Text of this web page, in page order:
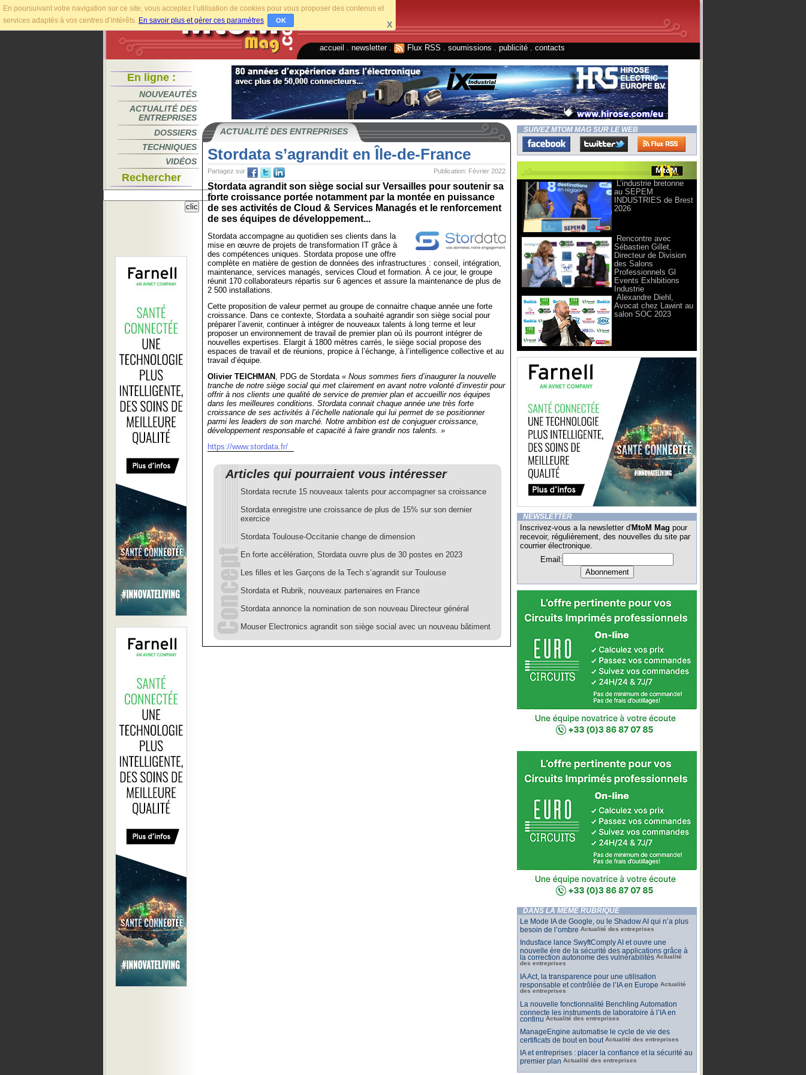
En poursuivant votre navigation sur ce site, vous acceptez l’utilisation de cookies pour vous proposer des contenus et
services adaptés à vos centres d’intérêts. En savoir plus et gérer ces paramètres. OK X
accueil newsletter. Flux RSS soumissions publicité contacts
En ligne :
NOUVEAUTÉS
ACTUALITÉ DES
ENTREPRISES
DOSSIERS
TECHNIQUES
VIDÉOS
Rechercher
ACTUALITÉ DES ENTREPRISES
Stordata s’agrandit en Île-de-France
Publication: Février 2022
Partagez sur
Stordata agrandit son siège social sur Versailles pour soutenir sa
forte croissance portée notamment par la montée en puissance
de ses activités de Cloud & Services Managés et le renforcement
de ses équipes de développement...
Stordata accompagne au quotidien ses clients dans la
mise en œuvre de projets de transformation IT grâce à
des compétences uniques. Stordata propose une offre
complète en matière de gestion de données des infrastructures : conseil, intégration,
maintenance, services managés, services Cloud et formation. À ce jour, le groupe
réunit 170 collaborateurs répartis sur 6 agences et assure la maintenance de plus de
2 500 installations.
Cette proposition de valeur permet au groupe de connaitre chaque année une forte
croissance. Dans ce contexte, Stordata a souhaité agrandir son siège social pour
préparer l’avenir, continuer à intégrer de nouveaux talents à long terme et leur
proposer un environnement de travail de premier plan où ils pourront intégrer de
nouvelles expertises. Elargit à 1800 mètres carrés, le siège social propose des
espaces de travail et de réunions, propice à l’échange, à l’intelligence collective et au
travail d’équipe.
Olivier TEICHMAN , PDG de Stordata « Nous sommes fiers d’inaugurer la nouvelle
tranche de notre siège social qui met clairement en avant notre volonté d’investir pour
offrir à nos clients une qualité de service de premier plan et accueillir nos équipes
dans les meilleures conditions. Stordata connait chaque année une très forte
croissance de ses activités à l’échelle nationale qui lui permet de se positionner
parmi les leaders de son marché. Notre ambition est de conjuguer croissance,
développement responsable et capacité à faire grandir nos talents. »
https://www.stordata.fr/
Articles qui pourraient vous intéresser
Stordata recrute 15 nouveaux talents pour accompagner sa croissance
Stordata enregistre une croissance de plus de 15% sur son dernier
exercice
Stordata Toulouse-Occitanie change de dimension
En forte accélération, Stordata ouvre plus de 30 postes en 2023
Les filles et les Garçons de la Tech s’agrandit sur Toulouse
Stordata et Rubrik, nouveaux partenaires en France
Stordata annonce la nomination de son nouveau Directeur général
Mouser Electronics agrandit son siège social avec un nouveau bâtiment
SUIVEZ MTOM MAG SUR LE WEB
L’industrie bretonne
au SEPEM
INDUSTRIES de Brest
2026
Rencontre avec
Sébastien Gillet,
Directeur de Division
des Salons
Professionnels Gl
Events Exhibitions
Industrie
Alexandre Diehl,
Avocat chez Lawint au
salon SOC 2023
NEWSLETTER
Inscrivez-vous a la newsletter d'MtoM Mag pour
recevoir, régulièrement, des nouvelles du site par
courrier électronique.
Email:
DANS LA MÊME RUBRIQUE
Le Mode IA de Google, ou le Shadow AI qui n’a plus
besoin de l’ombre Actualité des entreprises
Indusface lance SwyftComply AI et ouvre une
nouvelle ère de la sécurité des applications grâce à
la correction autonome des vulnérabilités Actualité
des entreprises
IA Act, la transparence pour une utilisation
responsable et contrôlée de l’IA en Europe Actualité
des entreprises
La nouvelle fonctionnalité Benchling Automation
connecte les instruments de laboratoire à l’IA en
continu Actualité des entreprises
ManageEngine automatise le cycle de vie des
certificats de bout en bout Actualité des entreprises
IA et entreprises : placer la confiance et la sécurité au
premier plan Actualité des entreprises